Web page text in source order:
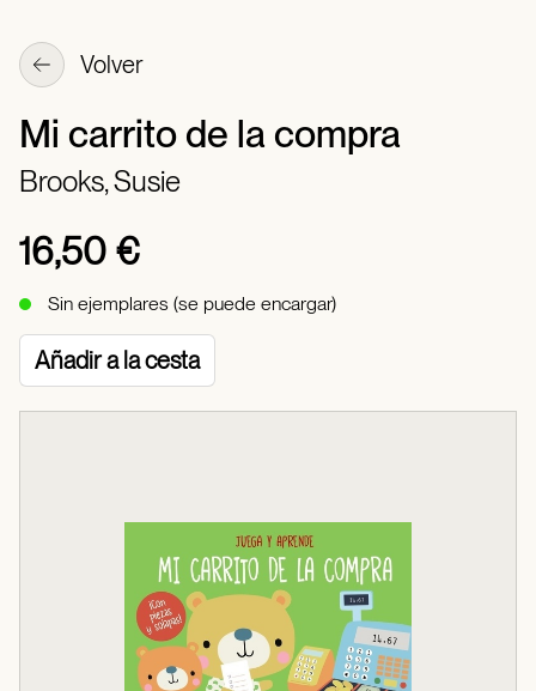
Volver
Mi carrito de la compra
Brooks, Susie
16,50 €
Sin ejemplares (se puede encargar)
Añadir a la cesta